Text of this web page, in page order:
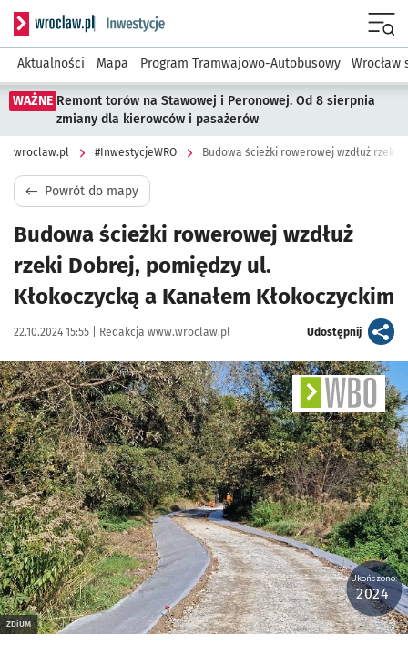
Serwis informacyjny wroclaw.pl podserwis:
Aktualności Mapa Program Tramwajowo-Autobusowy Wrocław
WAŻNE Remont torów na Stawowej i Peronowej. Od 8 sierpnia
zmiany dla kierowców i pasażerów
wroclaw.pl #InwestycjeWRO
Powrót do mapy
Budowa ścieżki rowerowej wzdłuż
rzeki Dobrej, pomiędzy ul.
Kłokoczycką a Kanałem Kłokoczyckim
Data publikacji:
22.10.2024 15:55 | Autor:
Redakcja www.wroclaw.pl Udostępnijartykuł
ZDiUM
Ukończono:
2024